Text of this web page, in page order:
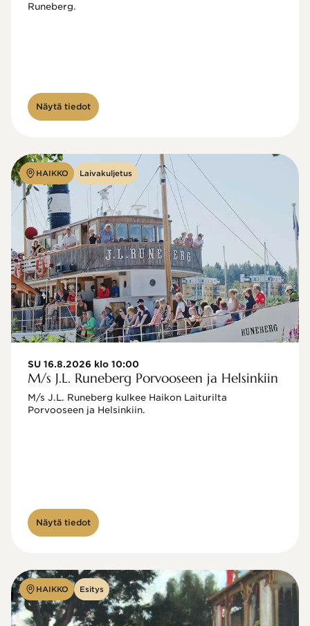
Näytä tiedot
HAIKKO Laivakuljetus
SU 16.8.2026 klo 10:00
M/s J.L. Runeberg Porvooseen ja Helsinkiin
M/s J.L. Runeberg kulkee Haikon Laiturilta
Porvooseen ja Helsinkiin.
Näytä tiedot
HAIKKO Esitys